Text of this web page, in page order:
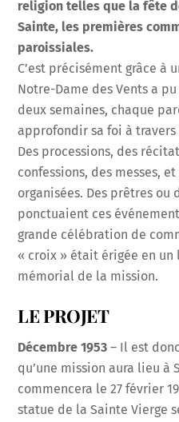
religion telles que la fête
Sainte, les premières
paroissiales.
C’est précisément grâce à
Notre-Dame des Vents a
deux semaines, chaque
approfondir sa foi à
Des processions, des
confessions, des messes,
organisées. Des prêtres ou
ponctuaient ces
grande célébration de
« croix » était érigée en
mémorial de la mission.
LE PROJET
Décembre 1953 – Il est
qu’une mission aura lieu à
commencera le 27 février
statue de la Sainte Vierge